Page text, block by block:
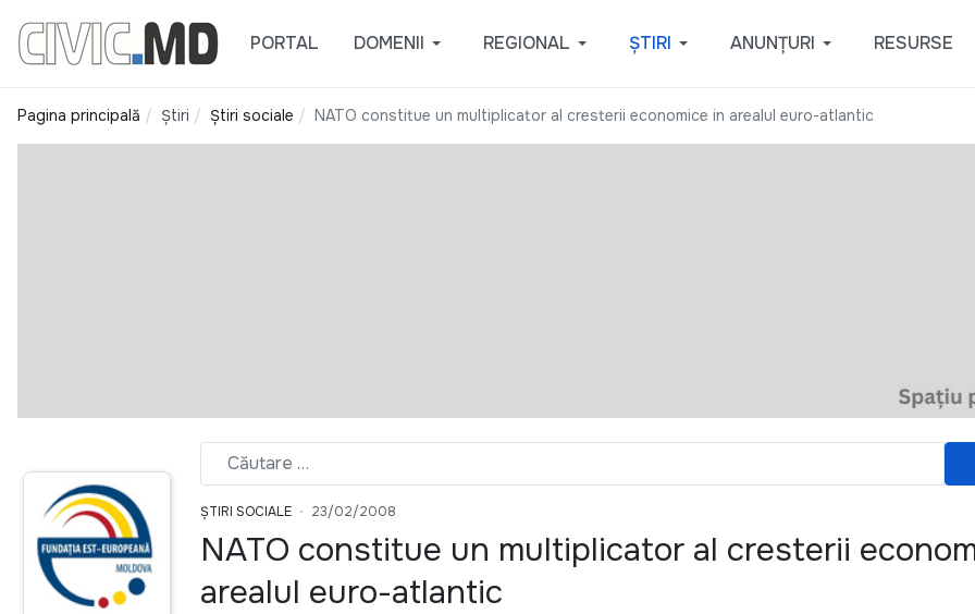
PORTAL DOMENII REGIONAL ȘTIRI ANUNȚURI RESURSE
Pagina principală Știri Știri sociale NATO constitue un multiplicator al cresterii economice in arealul euro-atlantic
ȘTIRI SOCIALE 23/02/2008
NATO constitue un multiplicator al cresterii
arealul euro-atlantic